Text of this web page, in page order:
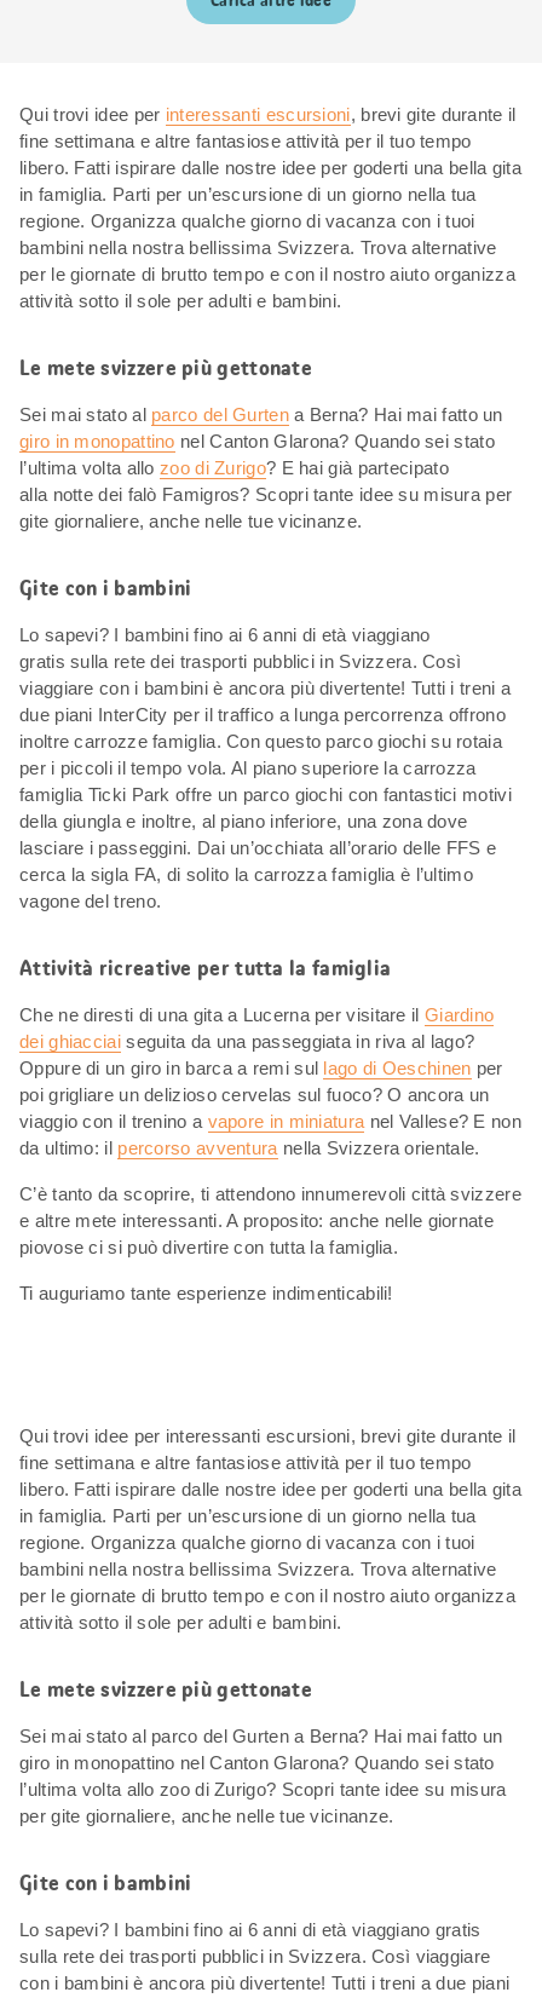
Qui trovi idee per interessanti escursioni, brevi gite durante il
fine settimana e altre fantasiose attività per il tuo tempo
libero. Fatti ispirare dalle nostre idee per goderti una bella gita
in famiglia. Parti per un’escursione di un giorno nella tua
regione. Organizza qualche giorno di vacanza con i tuoi
bambini nella nostra bellissima Svizzera. Trova alternative
per le giornate di brutto tempo e con il nostro aiuto organizza
attività sotto il sole per adulti e bambini.
Le mete svizzere più gettonate
Sei mai stato al parco del Gurtena Berna? Hai mai fatto un
giro in monopattino nel Canton Glarona? Quando sei stato
l’ultima volta allozoo di Zurigo? E hai già partecipato
alla notte dei falò Famigros? Scopri tante idee su misura per
gite giornaliere, anche nelle tue vicinanze.
Gite con i bambini
Lo sapevi? I bambini fino ai 6 anni di età viaggiano
gratis sulla rete dei trasporti pubblici in Svizzera. Così
viaggiare con i bambini è ancora più divertente! Tutti i treni a
due piani InterCity per il traffico a lunga percorrenza offrono
inoltre carrozze famiglia. Con questo parco giochi su rotaia
per i piccoli il tempo vola. Al piano superiore la carrozza
famiglia Ticki Park offre un parco giochi con fantastici motivi
della giungla e inoltre, al piano inferiore, una zona dove
lasciare i passeggini. Dai un’occhiata all’orario delle FFS e
cerca la sigla FA, di solito la carrozza famiglia è l’ultimo
vagone del treno.
Attività ricreative per tutta la famiglia
Che ne diresti di una gita a Lucerna per visitare il Giardino
dei ghiacciaiseguita da una passeggiata in riva al lago?
Oppure di un giro in barca a remi sul lago di Oeschinen per
poi grigliare un delizioso cervelas sul fuoco? O ancora un
viaggio con il trenino a vapore in miniatura nel Vallese? E non
da ultimo: il percorso avventura nella Svizzera orientale.
C’è tanto da scoprire, ti attendono innumerevoli città svizzere
e altre mete interessanti. A proposito: anche nelle giornate
piovose ci si può divertire con tutta la famiglia.
Ti auguriamo tante esperienze indimenticabili!
Qui trovi idee per interessanti escursioni, brevi gite durante il
fine settimana e altre fantasiose attività per il tuo tempo
libero. Fatti ispirare dalle nostre idee per goderti una bella gita
in famiglia. Parti per un’escursione di un giorno nella tua
regione. Organizza qualche giorno di vacanza con i tuoi
bambini nella nostra bellissima Svizzera. Trova alternative
per le giornate di brutto tempo e con il nostro aiuto organizza
attività sotto il sole per adulti e bambini.
Le mete svizzere più gettonate
Sei mai stato al parco del Gurten a Berna? Hai mai fatto un
giro in monopattino nel Canton Glarona? Quando sei stato
l’ultima volta allo zoo di Zurigo? Scopri tante idee su misura
per gite giornaliere, anche nelle tue vicinanze.
Gite con i bambini
Lo sapevi? I bambini fino ai 6 anni di età viaggiano gratis
sulla rete dei trasporti pubblici in Svizzera. Così viaggiare
con i bambini è ancora più divertente! Tutti i treni a due piani